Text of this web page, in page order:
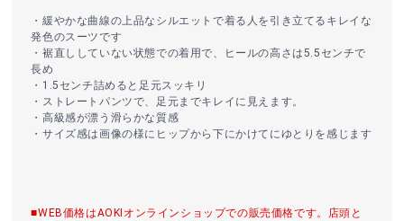
・緩やかな曲線の上品なシルエットで着る人を引き立てるキレイな
発色のスーツです
・裾直ししていない状態での着用で、ヒールの高さは5.5センチで
長め
・1.5センチ詰めると足元スッキリ
・ストレートパンツで、足元までキレイに見えます。
・高級感が漂う滑らかな質感
・サイズ感は画像の様にヒップから下にかけてにゆとりを感じます
■WEB価格はAOKIオンラインショップでの販売価格です。店頭と